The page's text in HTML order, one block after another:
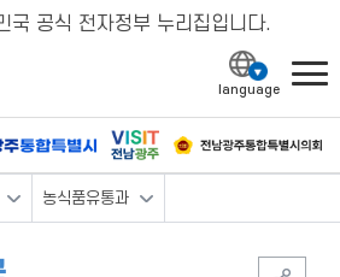
국 공식 전자정부 누리집입니다.
농식품유통과